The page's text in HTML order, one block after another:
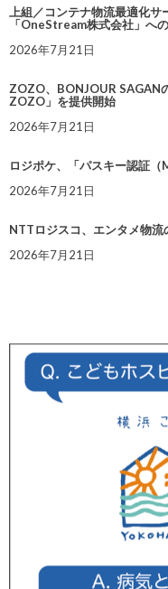
上組／コンテナ物流最適化サ
「OneStream株式会社」へ
2026年7月21日
ZOZO、BONJOUR SAGAN
ZOZO」を提供開始
2026年7月21日
ロジポケ、「パスキー認証（
2026年7月21日
NTTロジスコ、エンタメ物
2026年7月21日